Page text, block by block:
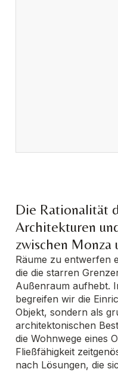
Die Rationalität
Architekturen
zwischen Monza
Räume zu entwerfen
die die starren
Außenraum aufhebt.
begreifen wir die
Objekt, sondern als
architektonischen
die Wohnwege eines
Fließfähigkeit
nach Lösungen, die